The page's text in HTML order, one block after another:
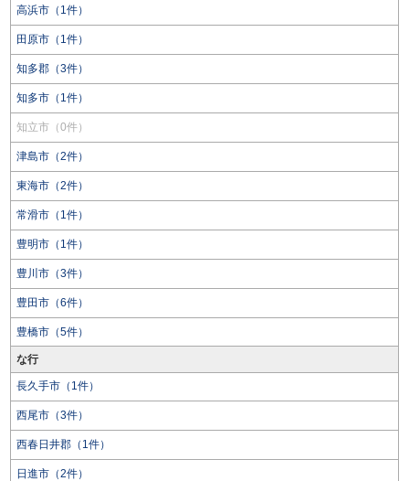
高浜市（1件）
田原市（1件）
知多郡（3件）
知多市（1件）
知立市（0件）
津島市（2件）
東海市（2件）
常滑市（1件）
豊明市（1件）
豊川市（3件）
豊田市（6件）
豊橋市（5件）
な行
長久手市（1件）
西尾市（3件）
西春日井郡（1件）
日進市（2件）